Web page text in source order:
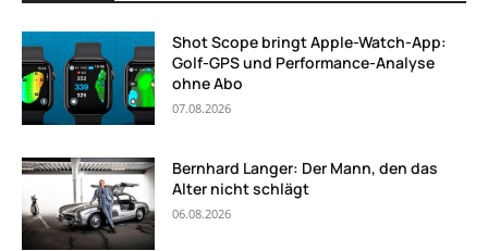
Shot Scope bringt Apple-Watch-App:
Golf-GPS und Performance-Analyse
ohne Abo
07.08.2026
Bernhard Langer: Der Mann, den das
Alter nicht schlägt
06.08.2026